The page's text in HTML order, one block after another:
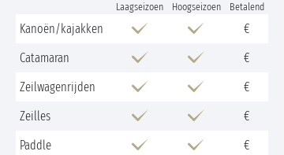
Laagseizoen Hoogseizoen Betalend
Kanoën/kajakken
€
Catamaran
€
Zeilwagenrijden
€
Zeilles
€
Paddle
€